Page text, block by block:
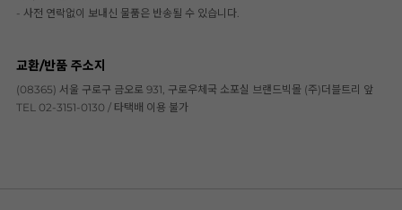
- 사전 연락없이 보내신 물품은 반송될 수 있습니다.
교환/반품 주소지
(08365) 서울 구로구 금오로 931, 구로우체국 소포실 브랜드빅몰 (주)더블트리 앞
TEL 02-3151-0130 / 타택배 이용 불가